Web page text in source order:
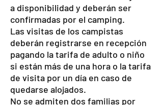
a disponibilidad y deberán ser
confirmadas por el camping.
Las visitas de los campistas
deberán registrarse en recepción
pagando la tarifa de adulto o niño
si están más de una hora o la tarifa
de visita por un día en caso de
quedarse alojados.
No se admiten dos familias por